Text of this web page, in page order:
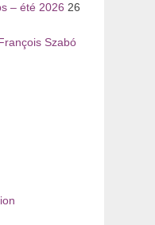
– été 2026 26
Szabó